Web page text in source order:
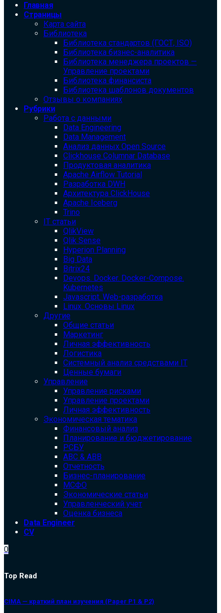
Главная
Страницы
Карта сайта
Библиотека
Библиотека cтандартов (ГОСТ, ISO)
Библиотека бизнес-аналитика
Библиотека менеджера проектов —
Управление проектами
Библиотека финансиста
Библиотека шаблонов документов
Отзывы о компаниях
Рубрики
Работа с данными
Data Engineering
Data Management
Анализ данных Open Source
Clickhouse Columnar Database
Продуктовая аналитика
Apache Airflow Tutorial
Разработка DWH
Архитектура ClickHouse
Apache Iceberg
Trino
IT статьи
QlikView
Qlik Sense
Hyperion Planning
Big Data
Bitrix24
Devops. Docker. Docker-Compose.
Kubernetes
Javascript. Web-разработка
Linux. Основы Linux
Другие
Общие статьи
Маркетинг
Личная эффективность
Логистика
Системный анализ средствами IT
Ценные бумаги
Управление
Управление рисками
Управление проектами
Личная эффективность
Экономическая тематика
Финансовый анализ
Планирование и бюджетирование
РСБУ
ABC & ABB
Отчетность
Бизнес-планирование
МСФО
Экономические статьи
Управленческий учет
Оценка бизнеса
Data Engineer
CV
0
Top Read
CIMA — краткий план изучения (Paper P1 & P2)